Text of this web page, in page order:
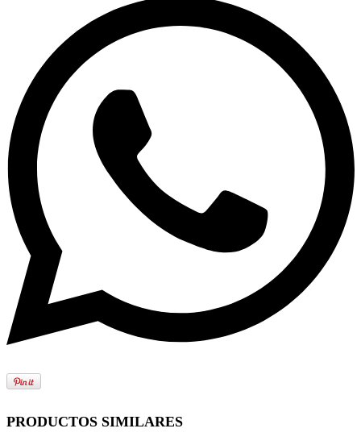
PRODUCTOS SIMILARES